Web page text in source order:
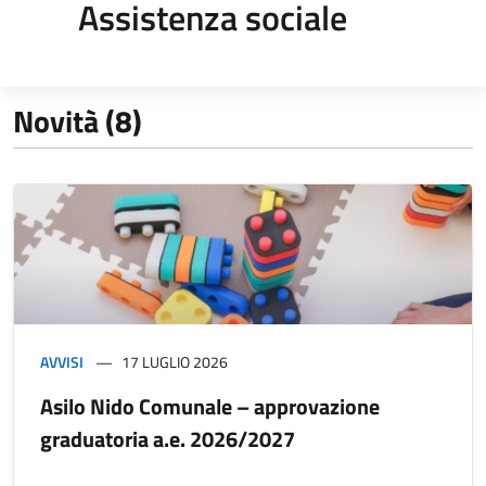
Assistenza sociale
Novità (8)
AVVISI 17 LUGLIO 2026
Asilo Nido Comunale – approvazione
graduatoria a.e. 2026/2027